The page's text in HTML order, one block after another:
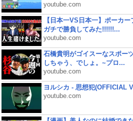
youtube.com
【日本一VS日本一】ポーカ
ガチで勝負してみた!!!!!!...
youtube.com
石橋貴明がゴイスーなスポー
しちゃう、でしょ。~プロ...
youtube.com
ヨルシカ - 思想犯(OFFICIAL
youtube.com